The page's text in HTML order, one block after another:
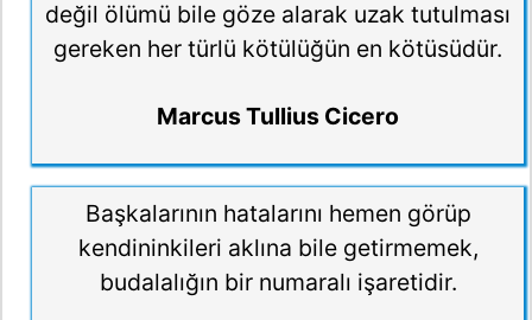
değil ölümü bile göze alarak uzak tutulması
gereken her türlü kötülüğün en kötüsüdür.
Marcus Tullius Cicero
Başkalarının hatalarını hemen görüp
kendininkileri aklına bile getirmemek,
budalalığın bir numaralı işaretidir.